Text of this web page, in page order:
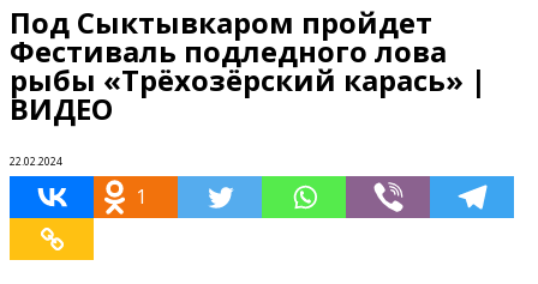
Под Сыктывкаром пройдет
Фестиваль подледного лова
рыбы «Трёхозёрский карась» |
ВИДЕО
22.02.2024
1